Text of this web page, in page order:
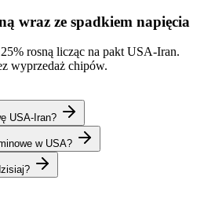
wraz ze spadkiem napięcia
rosną licząc na pakt USA-Iran.
wyprzedaż chipów.
USA-Iran?
w USA?